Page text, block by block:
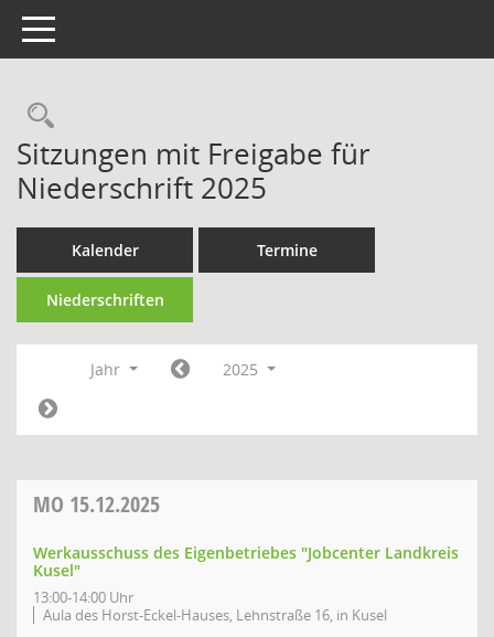
Toggle navigation
Rechercheauswahl
Sitzungen mit Freigabe für
Niederschrift 2025
Kalender Termine
Niederschriften
Jahr 2025
MO 15.12.2025
Werkausschuss des Eigenbetriebes "Jobcenter Landkreis
Kusel"
13:00-14:00 Uhr
Aula des Horst-Eckel-Hauses, Lehnstraße 16, in Kusel